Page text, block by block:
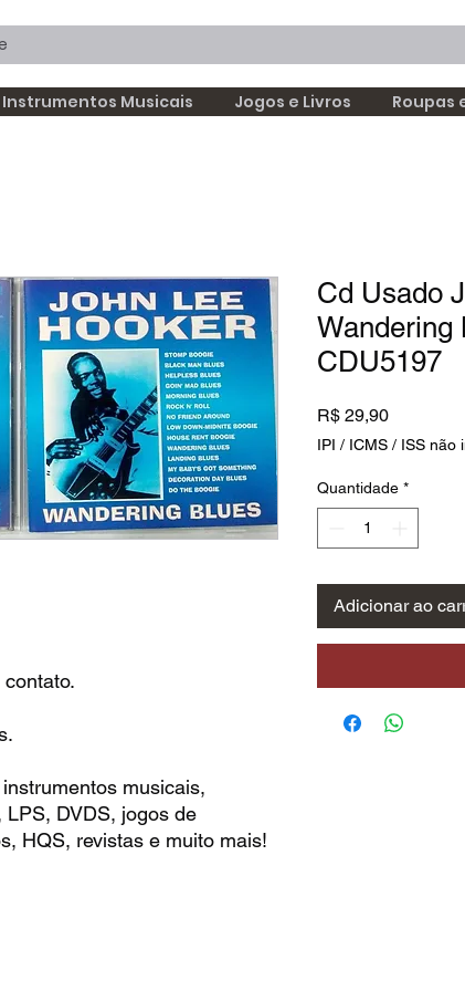
Instrumentos Musicais Jogos e Livros Roupas
musicais,
DVDS, jogos de
HQS, revistas e muito mais!
Cd Usado
Wandering
CDU5197
R$ 29,90Preço
IPI / ICMS / ISS não
Quantidade *
Adicionar ao